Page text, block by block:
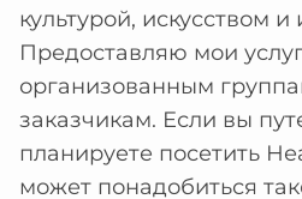
культурой, искусством и
Предоставляю мои
организованным
заказчикам. Если вы
планируете посетить
может понадобиться